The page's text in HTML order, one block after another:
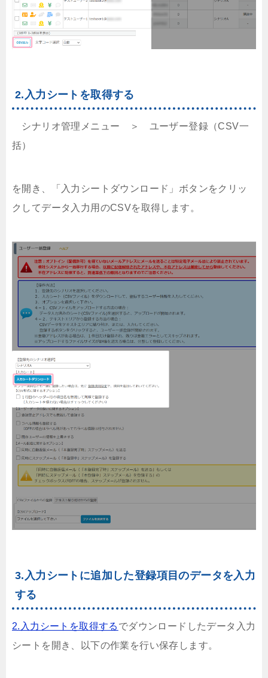
2.入力シートを取得する
シナリオ管理メニュー ＞ ユーザー登録（CSV一
括）
を開き、「入力シートダウンロード」ボタンをクリッ
クしてデータ入力用のCSVを取得します。
3.入力シートに追加した登録項目のデータを入力
する
2.入力シートを取得する でダウンロードしたデータ入力
シートを開き、以下の作業を行い保存します。